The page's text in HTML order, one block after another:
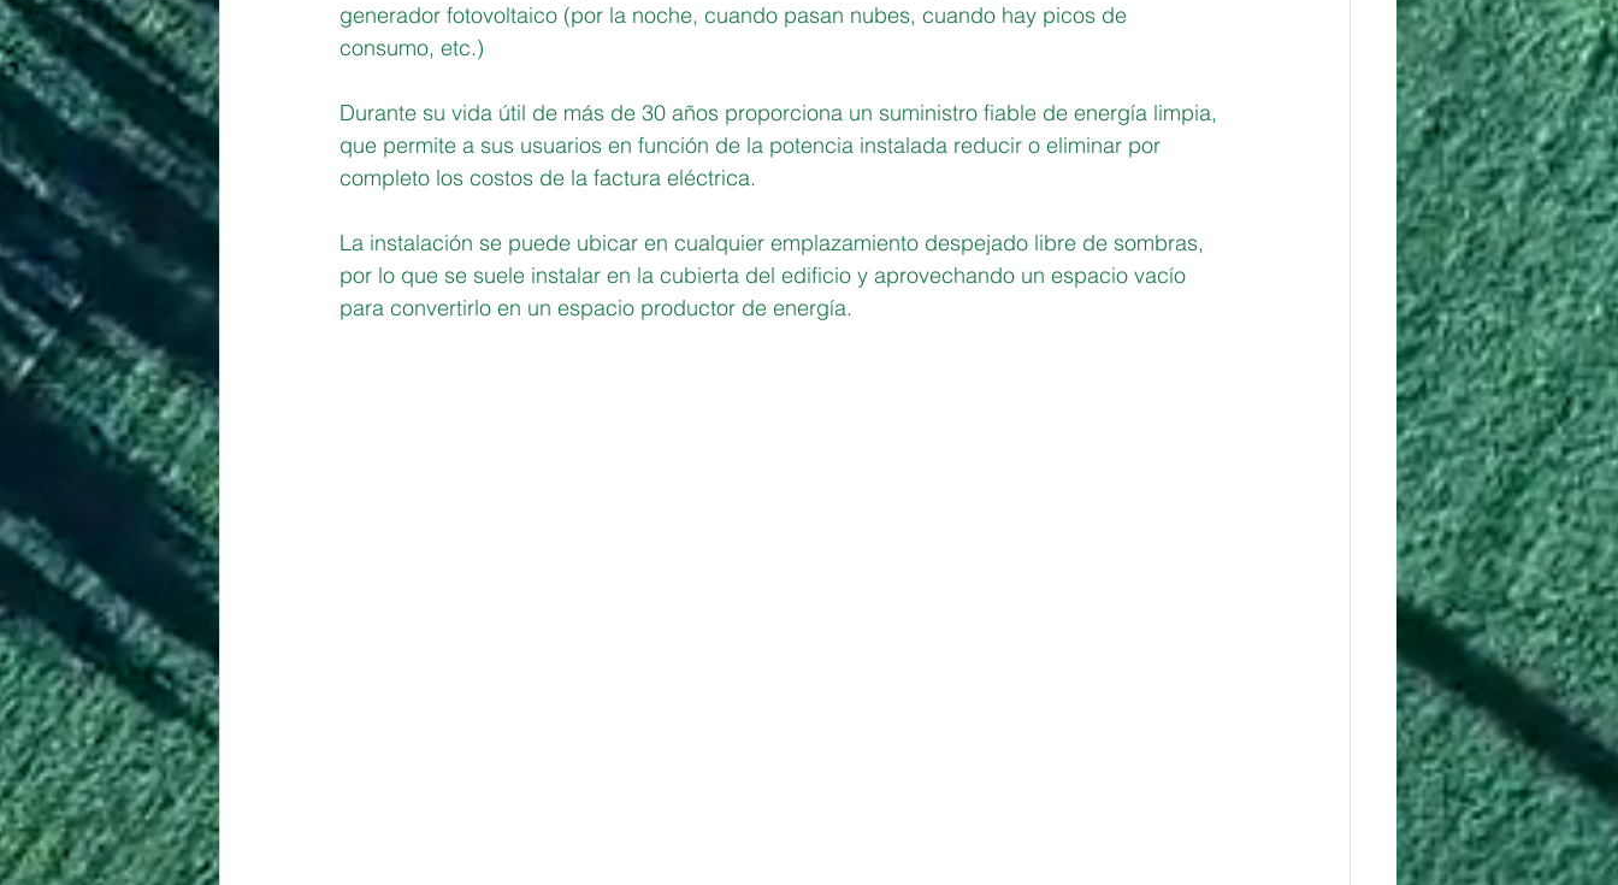
generador fotovoltaico (por la noche, cuando pasan nubes, cuando hay picos de
consumo, etc.)
Durante su vida útil de más de 30 años proporciona un suministro fiable de energía limpia,
que permite a sus usuarios en función de la potencia instalada reducir o eliminar por
completo los costos de la factura eléctrica.
La instalación se puede ubicar en cualquier emplazamiento despejado libre de sombras,
por lo que se suele instalar en la cubierta del edificio y aprovechando un espacio vacío
para convertirlo en un espacio productor de energía.